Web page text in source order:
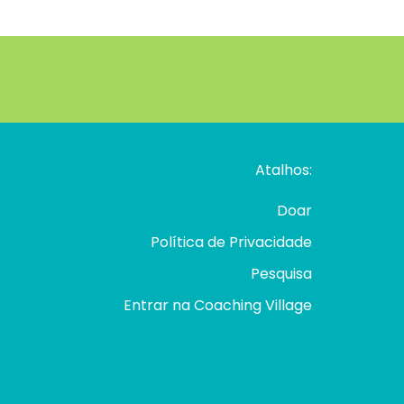
Atalhos:
Doar
Política de Privacidade
Pesquisa
Entrar na Coaching Village